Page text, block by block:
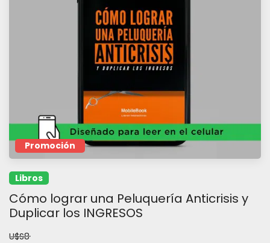
Promoción
Libros
Cómo lograr una Peluquería Anticrisis y
Duplicar los INGRESOS
U$S8